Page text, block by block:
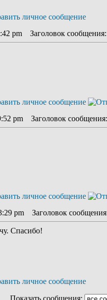
pm Заголовок сообщения:
pm Заголовок сообщения:
pm Заголовок
Спасибо!
Показать сообщения: